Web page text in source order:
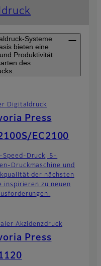
Systeme
bieten eine
Produktivität
des
Digitaldruck
Press
EC2100
Speed-Druck, 5-
Druckmaschine und
der nächsten
inspirieren zu neuen
Akzidenzdruck
Press